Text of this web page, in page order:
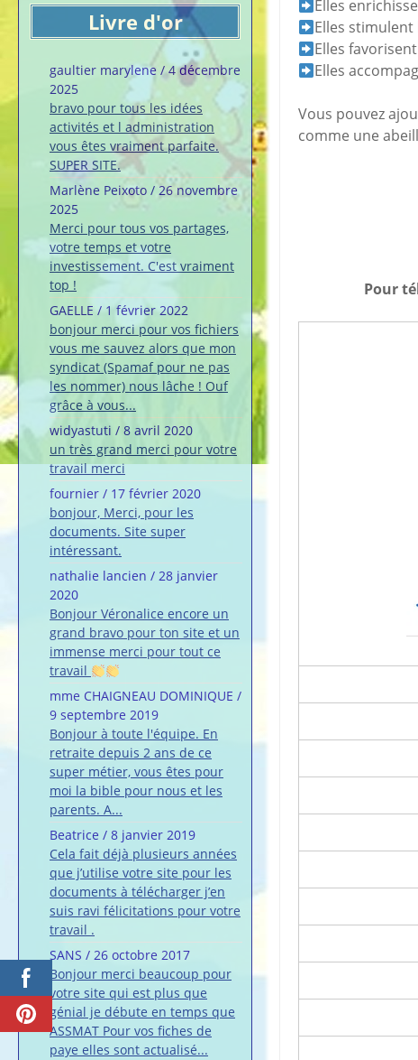
Livre d'or
gaultier marylene /4 décembre
2025
bravo pour tous les idées
activités et l administration
vous êtes vraiment parfaite.
SUPER SITE.
Marlène Peixoto / 26 novembre
2025
Merci pour tous vos partages,
votre temps et votre
investissement. C'est vraiment
top !
GAELLE/1 février 2022
bonjour merci pour vos fichiers
vous me sauvez alors que mon
syndicat (Spamaf pour ne pas
les nommer) nous lâche ! Ouf
grâce à vous...
widyastuti / 8 avril 2020
un très grand merci pour votre
travail merci
fournier / 17 février 2020
bonjour, Merci, pour les
documents. Site super
intéressant.
nathalie lancien / 28 janvier
2020
Bonjour Véronalice encore un
grand bravo pour ton site et un
immense merci pour tout ce
travail
mme CHAIGNEAU DOMINIQUE /
9 septembre 2019
Bonjour à toute l'équipe. En
retraite depuis 2 ans de ce
super métier, vous êtes pour
moi la bible pour nous et les
parents. A...
Beatrice / 8 janvier 2019
Cela fait déjà plusieurs années
que j’utilise votre site pour les
documents à télécharger j’en
suis ravi félicitations pour votre
travail .
SANS / 26 octobre 2017
Bonjour merci beaucoup pour
votre site qui est plus que
génial je débute en temps que
ASSMAT Pour vos fiches de
paye elles sont actualisé...
Elles
Elles stimulent
Elles
Elles
Vous pouvez
comme une
Pour